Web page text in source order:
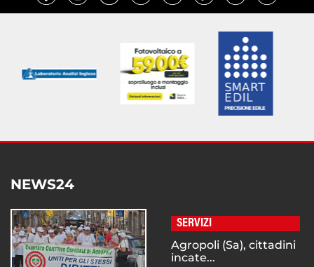
NEWS24
SERVIZI
Agropoli (Sa), cittadini
incate...